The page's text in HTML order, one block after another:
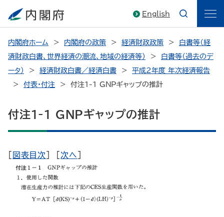
English
内閣府ホーム 内閣府の政策 経済財政政策
白書等（経
済財政白書、世界経済の潮流、地域の経済等）
白書等（過去のデ
ータ）
経済財政白書／経済白書
平成2年度 年次経済報告
付表・付注
付注1-1 GNPギャップの推計
付注1-1 GNPギャップの推計
図表目次 ] [次へ